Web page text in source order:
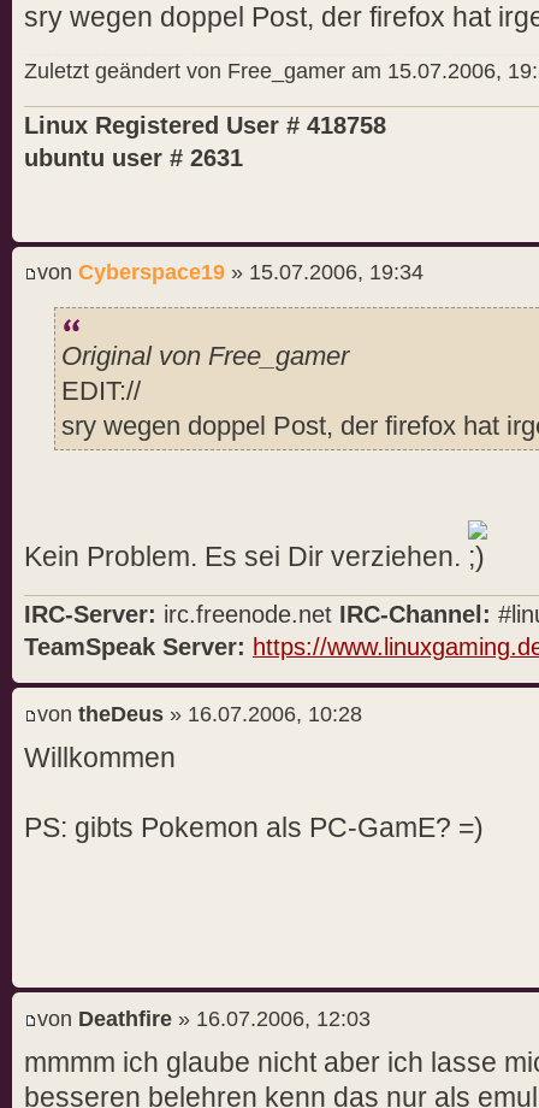
sry wegen doppel Post, der firefox hat
Zuletzt geändert von Free_gamer am 15.07.2006,
Linux Registered User # 418758
ubuntu user # 2631
von Cyberspace19 » 15.07.2006, 19:34
Original von Free_gamer
EDIT://
sry wegen doppel Post, der firefox hat
Kein Problem. Es sei Dir verziehen.
IRC-Server: irc.freenode.net IRC-Channel:
TeamSpeak Server: https://
von theDeus » 16.07.2006, 10:28
Willkommen
PS: gibts Pokemon als PC-GamE? =)
von Deathfire » 16.07.2006, 12:03
mmmm ich glaube nicht aber ich lasse
besseren belehren kenn das nur als